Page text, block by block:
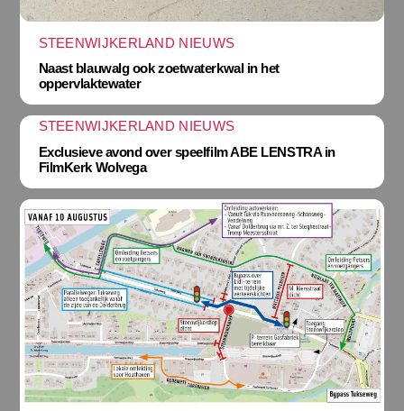
STEENWIJKERLAND NIEUWS
Naast blauwalg ook zoetwaterkwal in het
oppervlaktewater
STEENWIJKERLAND NIEUWS
Exclusieve avond over speelfilm ABE LENSTRA in
FilmKerk Wolvega